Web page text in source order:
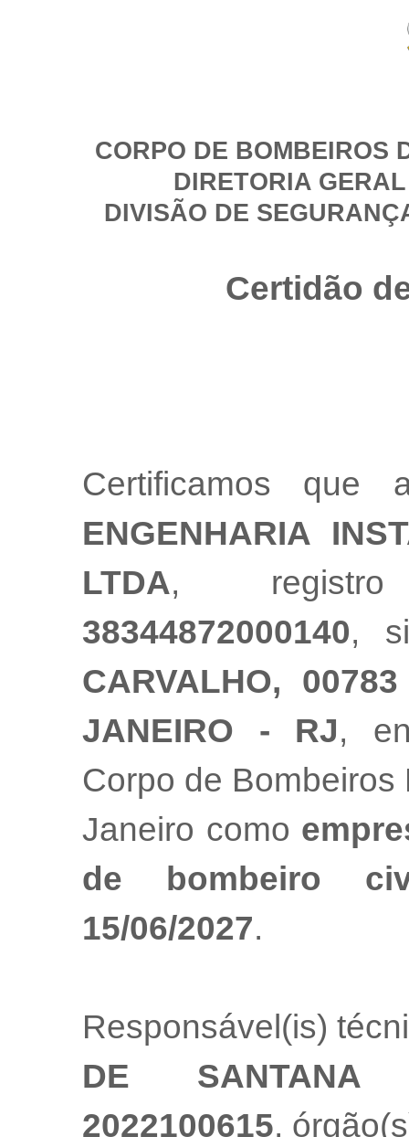
CORPO DE BOMBEIROS
DIRETORIA
DIVISÃO DE
Certidão
Certificamos
ENGENHARIA
LTDA,
38344872000140,
CARVALHO,
JANEIRO - RJ,
Corpo de
Janeiro como
de bombeiro
15/06/2027.
Responsável(is)
DE SANTANA
2022100615,